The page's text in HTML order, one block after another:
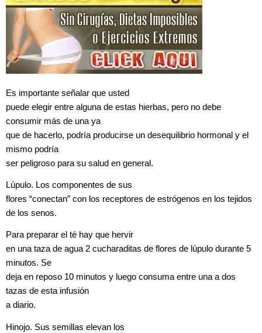
Es importante señalar que usted
puede elegir entre alguna de estas hierbas, pero no debe
consumir más de una ya
que de hacerlo, podría producirse un desequilibrio hormonal y el
mismo podría
ser peligroso para su salud en general.
Lúpulo. Los componentes de sus
flores “conectan” con los receptores de estrógenos en los tejidos
de los senos.
Para preparar el té hay que hervir
en una taza de agua 2 cucharaditas de flores de lúpulo durante 5
minutos. Se
deja en reposo 10 minutos y luego consuma entre una a dos
tazas de esta infusión
a diario.
Hinojo. Sus semillas elevan los